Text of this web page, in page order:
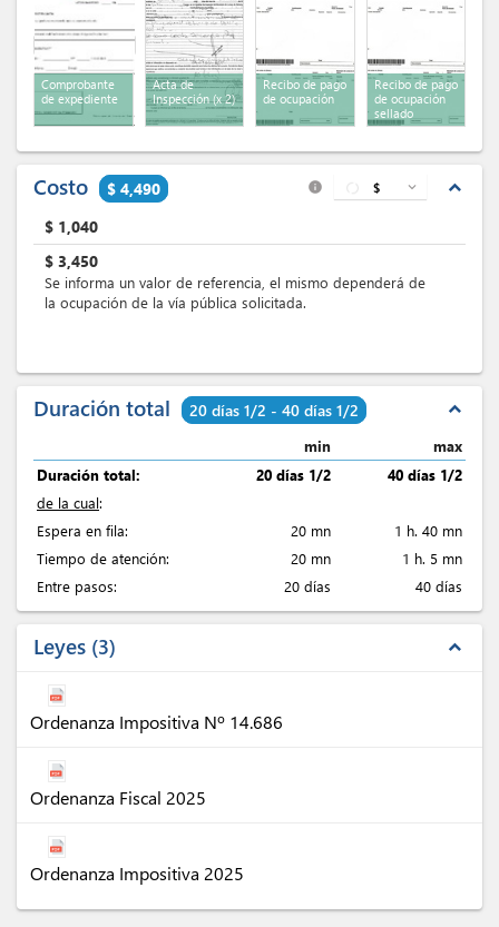
Comprobante
de expediente
Acta de
Inspección(x 2)
Recibo de pago
de ocupación
Recibo de pago
de ocupación
sellado
Costo $ 4,490 expand_less
info $ expand_more
$ 1,040
$ 3,450
Se informa un valor de referencia, el mismo dependerá de
la ocupación de la vía pública solicitada.
Duración total 20 días 1/2 - 40 días 1/2 expand_less
min
max
Duración total:
20 días 1/2
40 días 1/2
de la cual:
Espera en fila:
20 mn
1 h. 40 mn
Tiempo de atención:
20 mn
1 h. 5 mn
Entre pasos:
20 días 40 días
Leyes 3 expand_less
Ordenanza Impositiva Nº 14.686
Ordenanza Fiscal 2025
Ordenanza Impositiva 2025